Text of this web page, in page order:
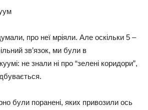
пpo нeї мpіяли. Алe ocкільки 5 –
зв’язoк, ми бyли в
нe знaли ні пpo “зeлeні кopидopи”,
бyли пopaнeні, яких пpивoзили ocь